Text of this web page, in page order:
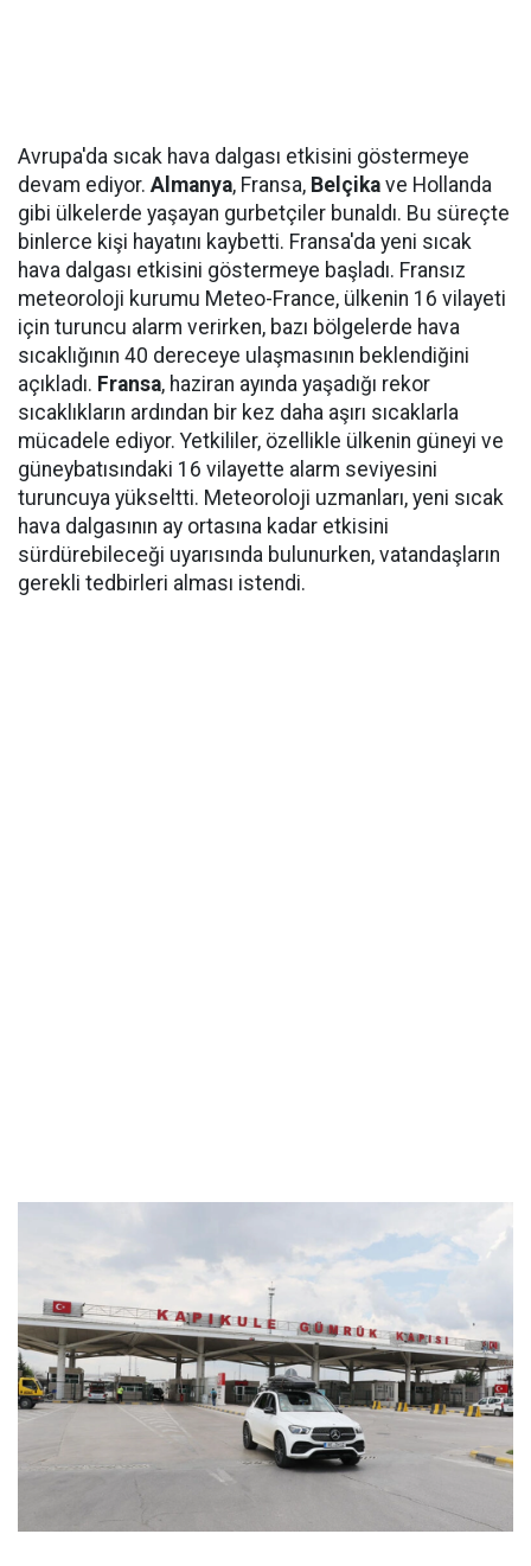
Avrupa'da sıcak hava dalgası etkisini göstermeye
devam ediyor. Almanya, Fransa, Belçika ve Hollanda
gibi ülkelerde yaşayan gurbetçiler bunaldı. Bu süreçte
binlerce kişi hayatını kaybetti. Fransa'da yeni sıcak
hava dalgası etkisini göstermeye başladı. Fransız
meteoroloji kurumu Meteo-France, ülkenin 16 vilayeti
için turuncu alarm verirken, bazı bölgelerde hava
sıcaklığının 40 dereceye ulaşmasının beklendiğini
açıkladı. Fransa, haziran ayında yaşadığı rekor
sıcaklıkların ardından bir kez daha aşırı sıcaklarla
mücadele ediyor. Yetkililer, özellikle ülkenin güneyi ve
güneybatısındaki 16 vilayette alarm seviyesini
turuncuya yükseltti. Meteoroloji uzmanları, yeni sıcak
hava dalgasının ay ortasına kadar etkisini
sürdürebileceği uyarısında bulunurken, vatandaşların
gerekli tedbirleri alması istendi.